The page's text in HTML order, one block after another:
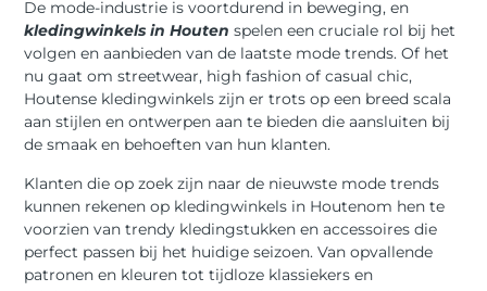
De mode-industrie is voortdurend in beweging, en
kledingwinkels in Houten spelen een cruciale rol bij het
volgen en aanbieden van de laatste mode trends. Of het
nu gaat om streetwear, high fashion of casual chic,
Houtense kledingwinkels zijn er trots op een breed scala
aan stijlen en ontwerpen aan te bieden die aansluiten bij
de smaak en behoeften van hun klanten.
Klanten die op zoek zijn naar de nieuwste mode trends
kunnen rekenen op kledingwinkels in Houtenom hen te
voorzien van trendy kledingstukken en accessoires die
perfect passen bij het huidige seizoen. Van opvallende
patronen en kleuren tot tijdloze klassiekers en